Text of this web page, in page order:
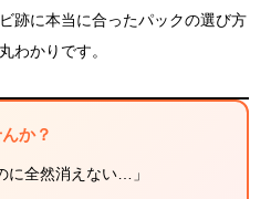
跡に本当に合ったパックの選び方
わかりです。
か？
に全然消えない…」